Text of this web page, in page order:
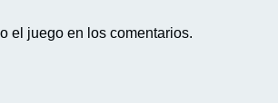
el juego en los comentarios.